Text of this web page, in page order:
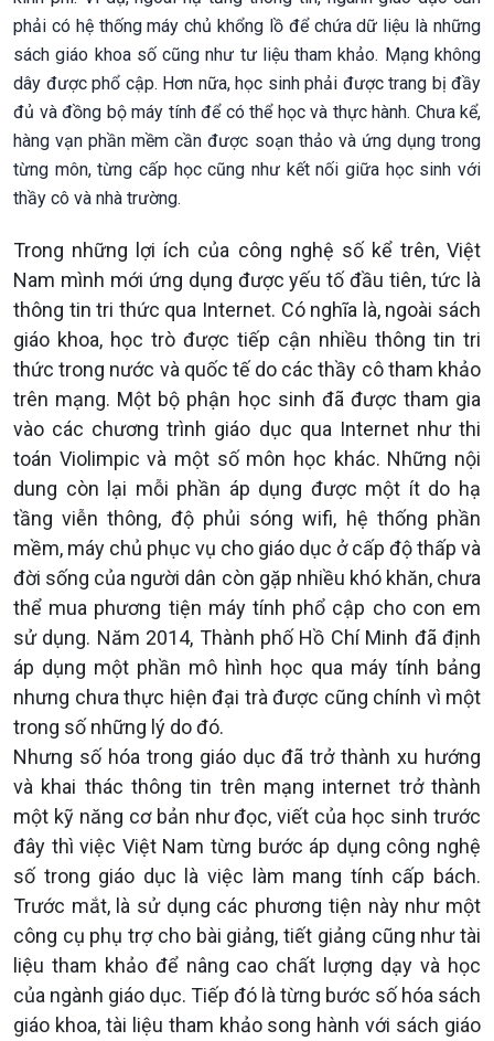
phải có hệ thống máy chủ khổng lồ để chứa dữ liệu là những
sách giáo khoa số cũng như tư liệu tham khảo. Mạng không
dây được phổ cập. Hơn nữa, học sinh phải được trang bị đầy
đủ và đồng bộ máy tính để có thể học và thực hành. Chưa kể,
hàng vạn phần mềm cần được soạn thảo và ứng dụng trong
từng môn, từng cấp học cũng như kết nối giữa học sinh với
thầy cô và nhà trường.
Trong những lợi ích của công nghệ số kể trên, Việt
Nam mình mới ứng dụng được yếu tố đầu tiên, tức là
thông tin tri thức qua Internet. Có nghĩa là, ngoài sách
giáo khoa, học trò được tiếp cận nhiều thông tin tri
thức trong nước và quốc tế do các thầy cô tham khảo
trên mạng. Một bộ phận học sinh đã được tham gia
vào các chương trình giáo dục qua Internet như thi
toán Violimpic và một số môn học khác. Những nội
dung còn lại mỗi phần áp dụng được một ít do hạ
tầng viễn thông, độ phủi sóng wifi, hệ thống phần
mềm, máy chủ phục vụ cho giáo dục ở cấp độ thấp và
đời sống của người dân còn gặp nhiều khó khăn, chưa
thể mua phương tiện máy tính phổ cập cho con em
sử dụng. Năm 2014, Thành phố Hồ Chí Minh đã định
áp dụng một phần mô hình học qua máy tính bảng
nhưng chưa thực hiện đại trà được cũng chính vì một
trong số những lý do đó.
Nhưng số hóa trong giáo dục đã trở thành xu hướng
và khai thác thông tin trên mạng internet trở thành
một kỹ năng cơ bản như đọc, viết của học sinh trước
đây thì việc Việt Nam từng bước áp dụng công nghệ
số trong giáo dục là việc làm mang tính cấp bách.
Trước mắt, là sử dụng các phương tiện này như một
công cụ phụ trợ cho bài giảng, tiết giảng cũng như tài
liệu tham khảo để nâng cao chất lượng dạy và học
của ngành giáo dục. Tiếp đó là từng bước số hóa sách
giáo khoa, tài liệu tham khảo song hành với sách giáo